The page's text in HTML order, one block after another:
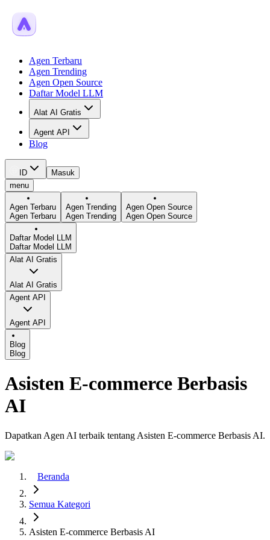
Agen Terbaru
Agen Trending
Agen Open Source
Daftar Model LLM
Alat AI Gratis
Agent API
Blog
ID
Masuk
menu
Agen Terbaru
Agen Terbaru
Agen Trending
Agen Trending
Agen Open Source
Agen Open Source
Daftar Model LLM
Daftar Model LLM
Alat AI Gratis
Alat AI Gratis
Agent API
Agent API
Blog
Blog
Asisten E-commerce Berbasis
AI
Dapatkan Agen AI terbaik tentang Asisten E-commerce Berbasis AI.
Beranda
Semua Kategori
Asisten E-commerce Berbasis AI